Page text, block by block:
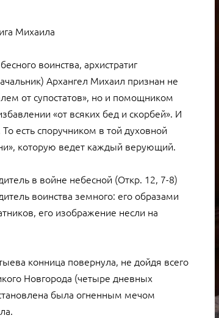
Михаила
воинства, архистратиг
Архангел Михаил признан не
от супостатов», но и помощником
«от всяких бед и скорбей». И
То есть споручником в той духовной
которую ведет каждый верующий.
в войне небесной (Откр. 12, 7-8)
воинства земного: его образами
его изображение несли на
конница повернула, не дойдя всего
Новгорода (четыре дневных
была огненным мечом